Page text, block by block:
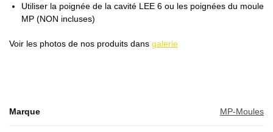
Utiliser la poignée de la cavité LEE 6 ou les poignées du moule
MP (NON incluses)
Voir les photos de nos produits dans galerie
Marque MP-Moules